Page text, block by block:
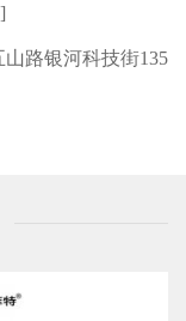
路银河科技街135